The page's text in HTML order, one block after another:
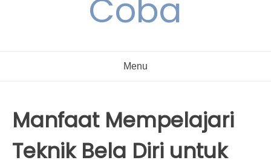
Coba
Menu
Manfaat Mempelajari
Teknik Bela Diri untuk